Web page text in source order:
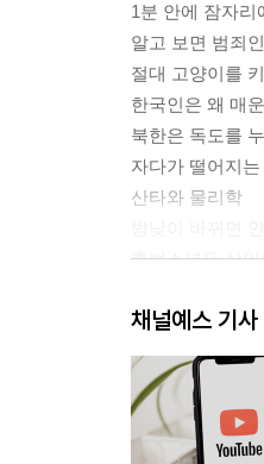
1분 안에 잠자리
알고 보면 범죄
절대 고양이를
한국인은 왜 매
북한은 독도를
자다가 떨어지
산타와 물리학
촉법소년은 살
주말이 너무 빨리
여자는 절대 모
택배를 문 앞에
어린이날 선물은
녹음된 내 목소
채널예스 기사